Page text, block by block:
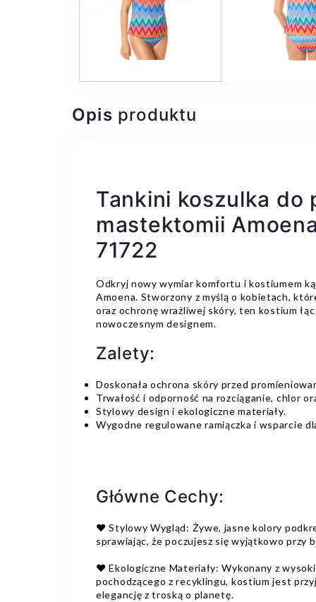
Poprzedni
Opis produktu
Tankini koszulka do
mastektomii
71722
Odkryj nowy wymiar komfortu i kostiumem
Amoena. Stworzony z myślą o kobietach,
oraz ochronę wrażliwej skóry, ten kostium
nowoczesnym designem.
Zalety:
Doskonała ochrona skóry przed
Trwałość i odporność na rozciąganie, chlor
Stylowy design i ekologiczne materiały.
Wygodne regulowane ramiączka i wsparcie
Główne Cechy:
❤️ Stylowy Wygląd: Żywe, jasne kolory
sprawiając, że poczujesz się wyjątkowo przy
❤️ Ekologiczne Materiały: Wykonany z
pochodzącego z recyklingu, kostium jest
elegancję z troską o planetę.